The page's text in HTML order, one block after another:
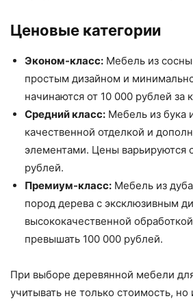
Ценовые категории
Эконом-класс: Мебель из
простым дизайном и
начинаются от 10 000 рублей за
Средний класс: Мебель из бука
качественной отделкой и
элементами. Цены варьируются
рублей.
Премиум-класс: Мебель из
пород дерева с эксклюзивным
высококачественной
превышать 100 000 рублей.
При выборе деревянной мебели
учитывать не только стоимость, но